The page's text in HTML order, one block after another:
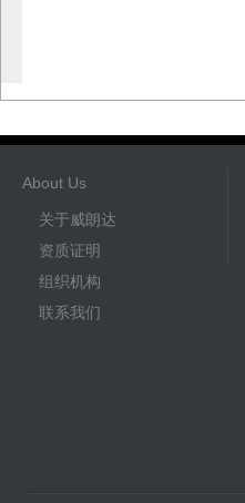
About Us
关于威朗达
资质证明
组织机构
联系我们